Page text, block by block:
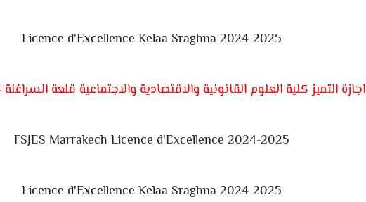
Licence d'Excellence Kelaa Sraghna 2024-2025
اجازة التميز كلية العلوم القانونية والاقتصادية والاجتماعية قلعة السراغنة 2024-2025
FSJES Marrakech Licence d'Excellence 2024-2025
Licence d'Excellence Kelaa Sraghna 2024-2025